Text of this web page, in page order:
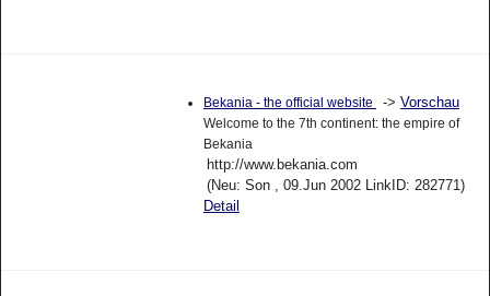
Bekania - the official website -> Vorschau
Welcome to the 7th continent: the empire of
Bekania
http://www.bekania.com
(Neu: Son , 09.Jun 2002 LinkID: 282771)
Detail